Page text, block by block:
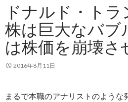
ッドナルド・トラ
株は巨大なバブ
は株価を崩壊さ
2016年8月11日
まるで本職のアナリストのような